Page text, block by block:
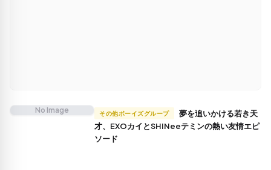
No Image その他ボーイズグループ
才、EXOカイとSHINeeテミンの熱い友情エピ
ソード